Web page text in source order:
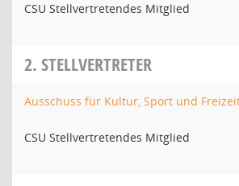
CSU Stellvertretendes Mitglied
2. STELLVERTRETER
Ausschuss für Kultur, Sport und
CSU Stellvertretendes Mitglied